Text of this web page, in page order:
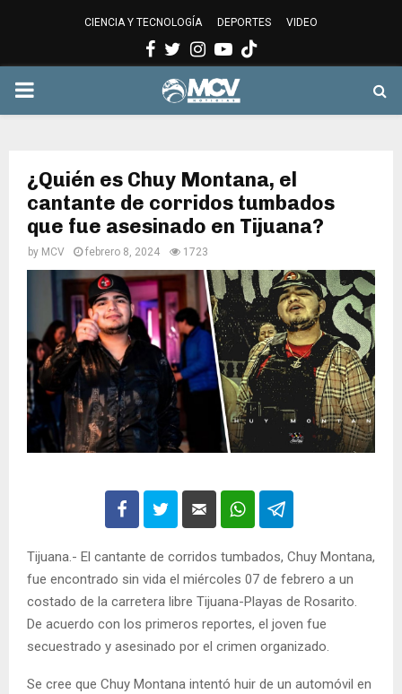
CIENCIA Y TECNOLOGÍA DEPORTES VIDEO
Facebook
Twitter
Instagram
Youtube
PRIMARY
¿Quién es Chuy Montana, el
cantante de corridos tumbados
que fue asesinado en Tijuana?
by MCV febrero 8, 2024 1723
Tijuana.- El cantante de corridos tumbados, Chuy Montana,
fue encontrado sin vida el miércoles 07 de febrero a un
costado de la carretera libre Tijuana-Playas de Rosarito.
De acuerdo con los primeros reportes, el joven fue
secuestrado y asesinado por el crimen organizado.
Se cree que Chuy Montana intentó huir de un automóvil en